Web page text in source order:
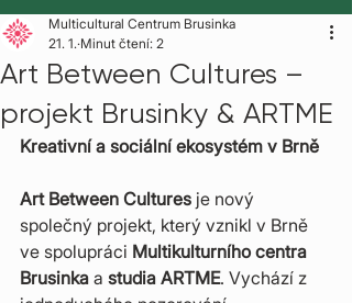
Art Between Cultures –
projekt Brusinky & ARTME
Multicultural Centrum Brusinka
21. 1. Minut čtení: 2
Kreativní a sociální ekosystém v Brně
Art Between Cultures je nový
společný projekt, který vznikl v Brně
ve spolupráci Multikulturního centra
Brusinka a studia ARTME. Vychází z